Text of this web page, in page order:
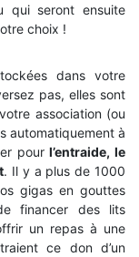
qui seront ensuite
choix !
dans votre
pas, elles sont
association (ou
automatiquement à
pourl’entraide, le
. Il y a plus de 1000
gigas en gouttes
financer des lits
un repas à une
ce don d’un